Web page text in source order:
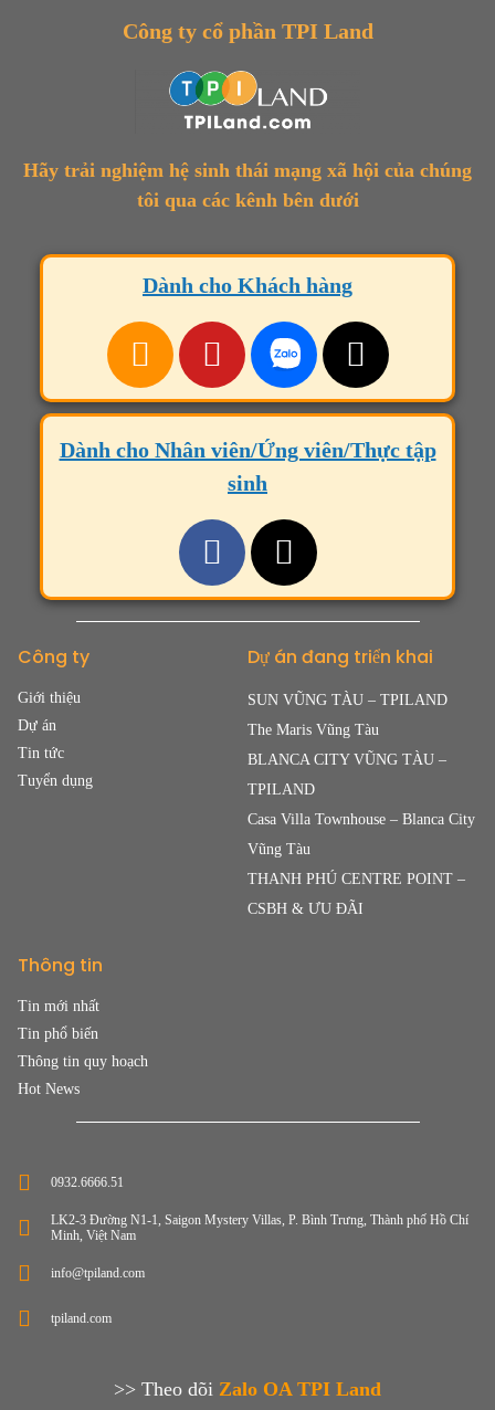
Công ty cổ phần TPI Land
Hãy trải nghiệm hệ sinh thái mạng xã hội của chúng
tôi qua các kênh bên dưới
Dành cho Khách hàng
Dành cho Nhân viên/Ứng viên/Thực tập
sinh
Công ty
Giới thiệu
Dự án
Tin tức
Tuyển dụng
Dự án đang triển khai
SUN VŨNG TÀU – TPILAND
The Maris Vũng Tàu
BLANCA CITY VŨNG TÀU –
TPILAND
Casa Villa Townhouse – Blanca City
Vũng Tàu
THANH PHÚ CENTRE POINT –
CSBH & ƯU ĐÃI
Thông tin
Tin mới nhất
Tin phổ biến
Thông tin quy hoạch
Hot News
0932.6666.51
LK2-3 Đường N1-1, Saigon Mystery Villas, P. Bình Trưng, Thành phố Hồ Chí
Minh, Việt Nam
info@tpiland.com
tpiland.com
>> Theo dõi Zalo OA TPI Land